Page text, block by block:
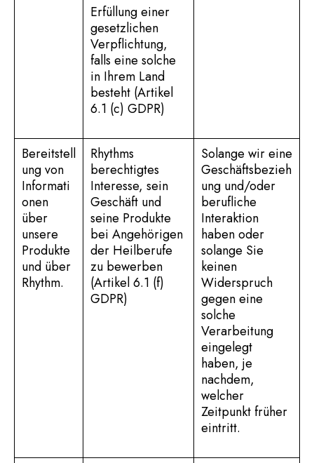
Erfüllung einer
gesetzlichen
Verpflichtung,
falls eine solche
in Ihrem Land
besteht (Artikel
6.1 (c) GDPR)
Bereitstell
ung von
Informati
onen
über
unsere
Produkte
und über
Rhythm.
Rhythms
berechtigtes
Interesse, sein
Geschäft und
seine Produkte
bei Angehörigen
der Heilberufe
zu bewerben
(Artikel 6.1 (f)
GDPR)
Solange wir eine
Geschäftsbezieh
ung und/oder
berufliche
Interaktion
haben oder
solange Sie
keinen
Widerspruch
gegen eine
solche
Verarbeitung
eingelegt
haben, je
nachdem,
welcher
Zeitpunkt früher
eintritt.